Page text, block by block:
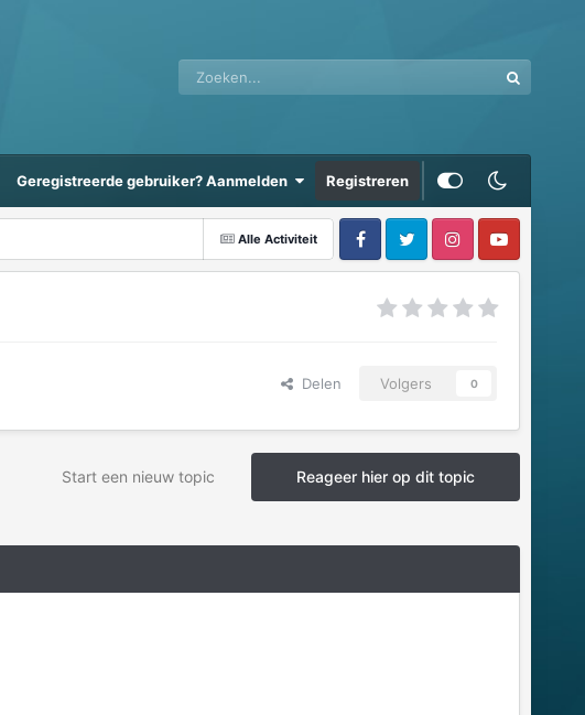
Geregistreerde gebruiker? Aanmelden Registreren
Alle Activiteit
Delen Volgers 0
Reageer hier op dit topic
Start een nieuw topic